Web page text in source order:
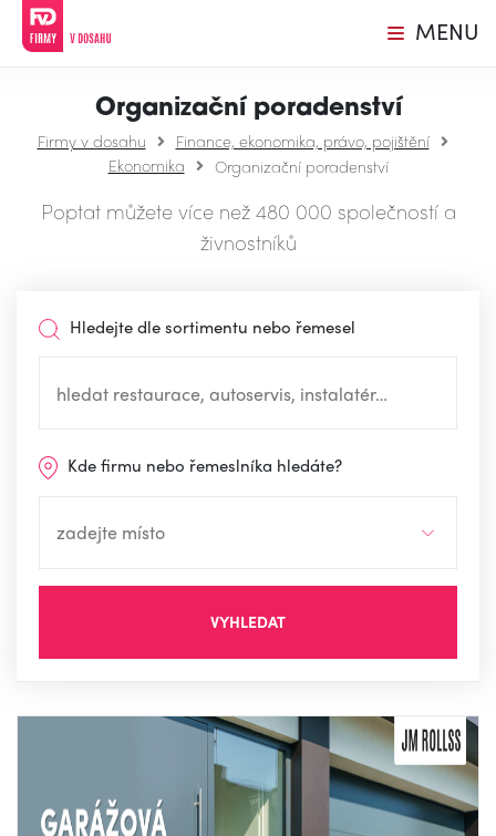
MENU
Organizační poradenství
Firmy v dosahu
Finance, ekonomika, právo, pojištění
Ekonomika
Organizační poradenství
Poptat můžete více než 480 000 společností a
živnostníků
Hledejte dle sortimentu nebo řemesel
Kde firmu nebo řemeslníka hledáte?
VYHLEDAT